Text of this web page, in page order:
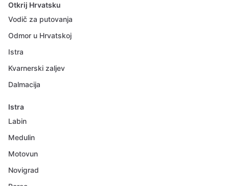
Otkrij Hrvatsku
Vodič za putovanja
Odmor u Hrvatskoj
Istra
Kvarnerski zaljev
Dalmacija
Istra
Labin
Medulin
Motovun
Novigrad